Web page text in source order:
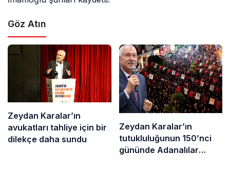
Göz Atın
Zeydan Karalar’ın
avukatları tahliye için bir
dilekçe daha sundu
Zeydan Karalar’ın
tutukluluğunun 150’nci
gününde Adanalılar